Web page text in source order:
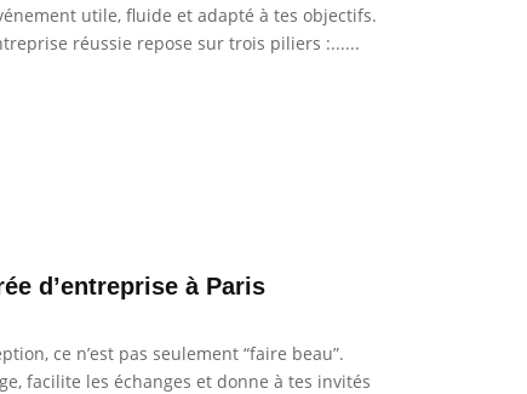
utile, fluide et adapté à tes objectifs.
réussie repose sur trois piliers :......
d’entreprise à Paris
ce n’est pas seulement “faire beau”.
facilite les échanges et donne à tes invités